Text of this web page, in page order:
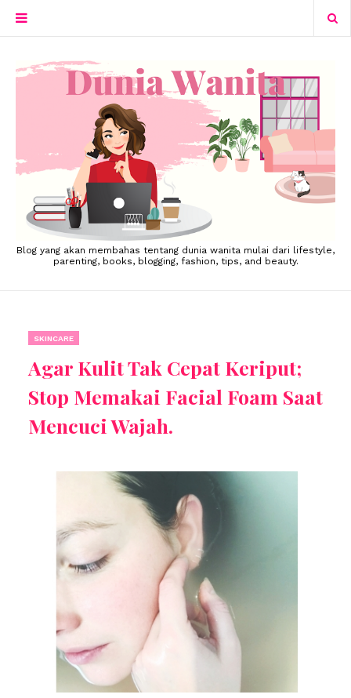
Blog yang akan membahas tentang dunia wanita mulai dari lifestyle,
parenting, books, blogging, fashion, tips, and beauty.
SKINCARE
Agar Kulit Tak Cepat Keriput;
Stop Memakai Facial Foam Saat
Mencuci Wajah.